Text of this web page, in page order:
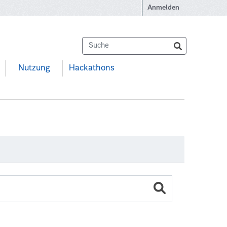
Anmelden
Nutzung Hackathons